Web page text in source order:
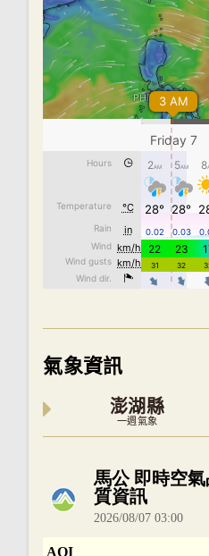
氣象資訊
澎湖縣
一週氣象
內嵌空氣品質小工